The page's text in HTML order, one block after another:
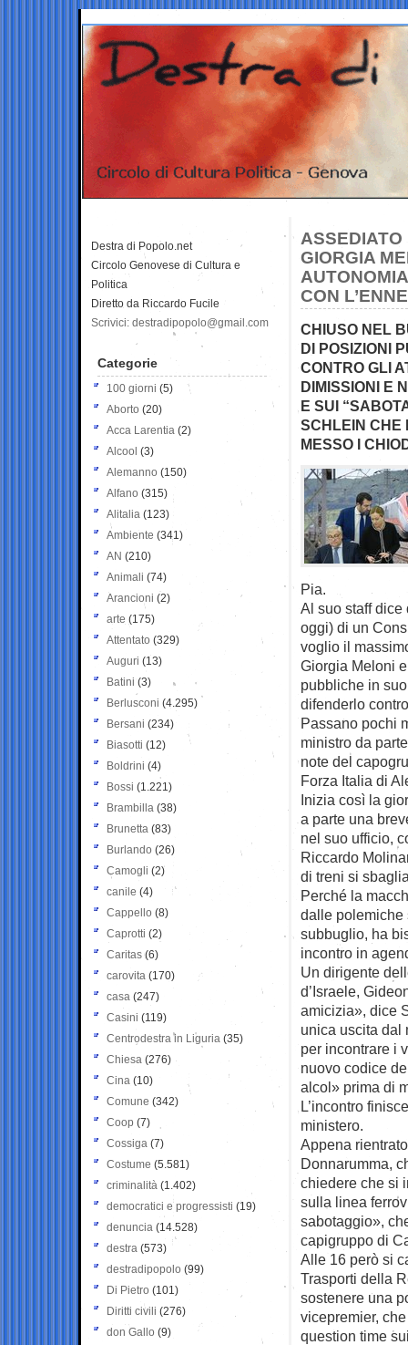
ASSEDIATO
GIORGIA
CON
CHIUSO NEL
DI POSIZIONI
CONTRO GLI
DIMISSIONI E
E SUI
SCHLEIN CHE
MESSO I
Pia.
Al suo staff dice
oggi) di un
voglio il
Giorgia Meloni
pubbliche in
difenderlo
Passano pochi
ministro da
note del
Forza Italia di
Inizia così la
a parte una
nel suo ufficio,
Riccardo
di treni si
Perché la
dalle polemiche
subbuglio, ha
incontro in
Un dirigente
d’Israele,
amicizia», dice
unica uscita dal
per incontrare i
nuovo codice
alcol» prima di
L’incontro
ministero.
Appena
Donnarumma,
chiedere che si
sulla linea
sabotaggio»,
capigruppo di
Alle 16 però si
Trasporti della
sostenere una
vicepremier,
question time
Destra di Popolo.net
Circolo Genovese di Cultura e
Politica
Diretto da Riccardo Fucile
Scrivici: destradipopolo@gmail.com
Categorie
100 giorni (5)
Aborto (20)
Acca Larentia (2)
Alcool (3)
Alemanno (150)
Alfano (315)
Alitalia (123)
Ambiente (341)
AN (210)
Animali (74)
Arancioni (2)
arte (175)
Attentato (329)
Auguri (13)
Batini (3)
Berlusconi (4.295)
Bersani (234)
Biasotti (12)
Boldrini (4)
Bossi (1.221)
Brambilla (38)
Brunetta (83)
Burlando (26)
Camogli (2)
canile (4)
Cappello (8)
Caprotti (2)
Caritas (6)
carovita (170)
casa (247)
Casini (119)
Centrodestra in Liguria (35)
Chiesa (276)
Cina (10)
Comune (342)
Coop (7)
Cossiga (7)
Costume (5.581)
criminalità (1.402)
democratici e progressisti (19)
denuncia (14.528)
destra (573)
destradipopolo (99)
Di Pietro (101)
Diritti civili (276)
don Gallo (9)